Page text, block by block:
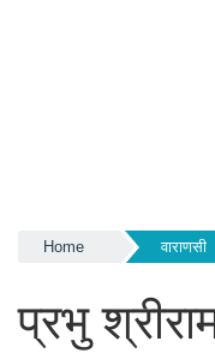
Home वाराणसी
प्रभु